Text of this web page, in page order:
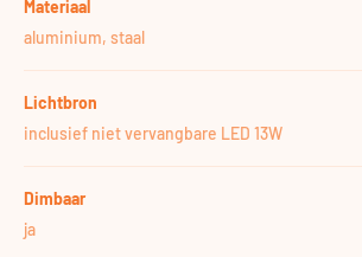
Materiaal
aluminium, staal
Lichtbron
inclusief niet vervangbare LED 13W
Dimbaar
ja